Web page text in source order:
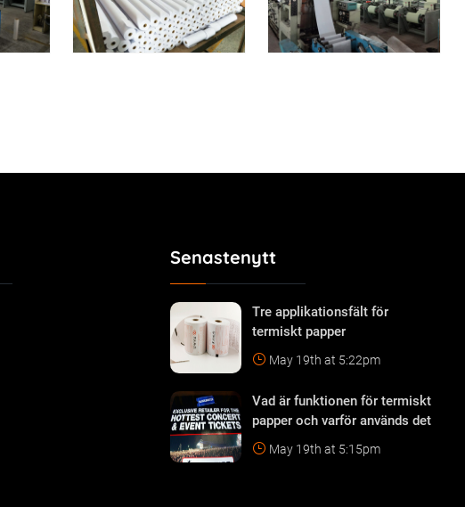
Senastenytt
Tre applikationsfält för
termiskt papper
May 19th at 5:22pm
Vad är funktionen för termiskt
papper och varför används det
May 19th at 5:15pm